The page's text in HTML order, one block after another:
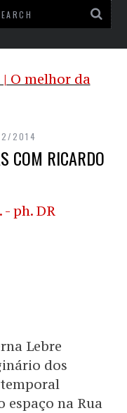
2014
COM RICARDO
Lebre
dos
espaço na Rua